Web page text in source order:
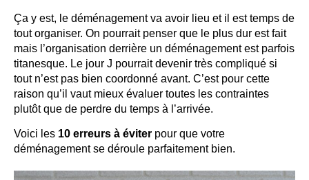
Ça y est, le déménagement va avoir lieu et il est temps de
tout organiser. On pourrait penser que le plus dur est fait
mais l’organisation derrière un déménagement est parfois
titanesque. Le jour J pourrait devenir très compliqué si
tout n’est pas bien coordonné avant. C’est pour cette
raison qu’il vaut mieux évaluer toutes les contraintes
plutôt que de perdre du temps à l’arrivée.
Voici les 10 erreurs à éviter pour que votre
déménagement se déroule parfaitement bien.